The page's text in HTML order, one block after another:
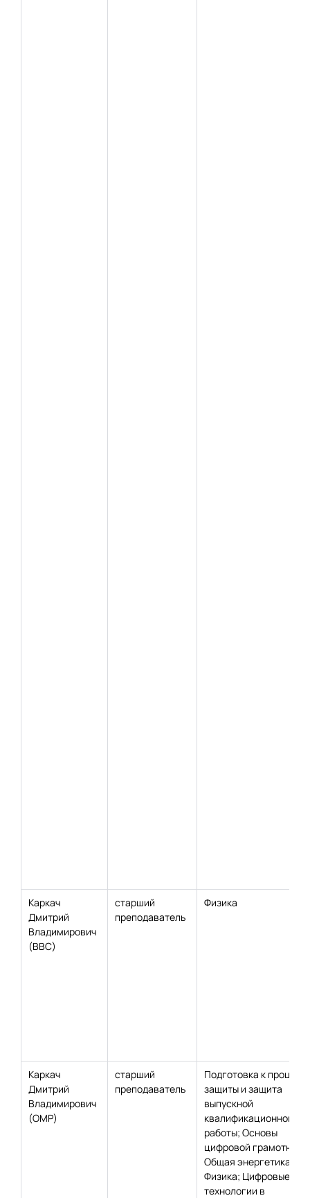
Каркач
Дмитрий
Владимирович
(ВВС)
старший
преподаватель
Физика
Каркач
Дмитрий
Владимирович
(ОМР)
старший
преподаватель
Подготовка к
защиты и защита
выпускной
квалификационной
работы; Основы
цифровой
Общая энергетика;
Физика; Цифровые
технологии в